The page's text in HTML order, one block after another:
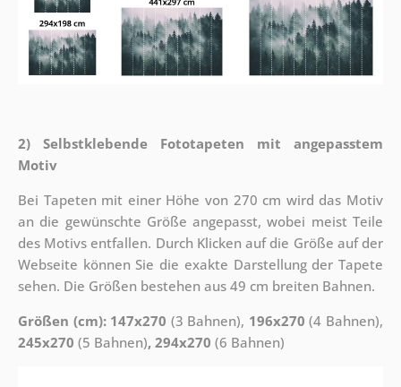
2) Selbstklebende Fototapeten mit angepasstem
Motiv
Bei Tapeten mit einer Höhe von 270 cm wird das Motiv
an die gewünschte Größe angepasst, wobei meist Teile
des Motivs entfallen. Durch Klicken auf die Größe auf der
Webseite können Sie die exakte Darstellung der Tapete
sehen. Die Größen bestehen aus 49 cm breiten Bahnen.
Größen (cm): 147x270 (3 Bahnen), 196x270 (4 Bahnen),
245x270 (5 Bahnen), 294x270 (6 Bahnen)